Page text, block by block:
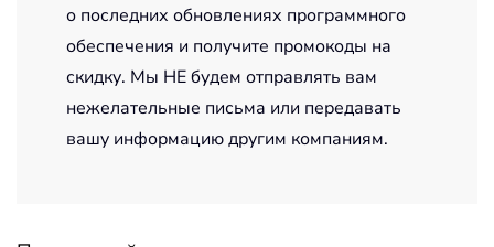
о последних обновлениях программного
обеспечения и получите промокоды на
скидку. Мы НЕ будем отправлять вам
нежелательные письма или передавать
вашу информацию другим компаниям.